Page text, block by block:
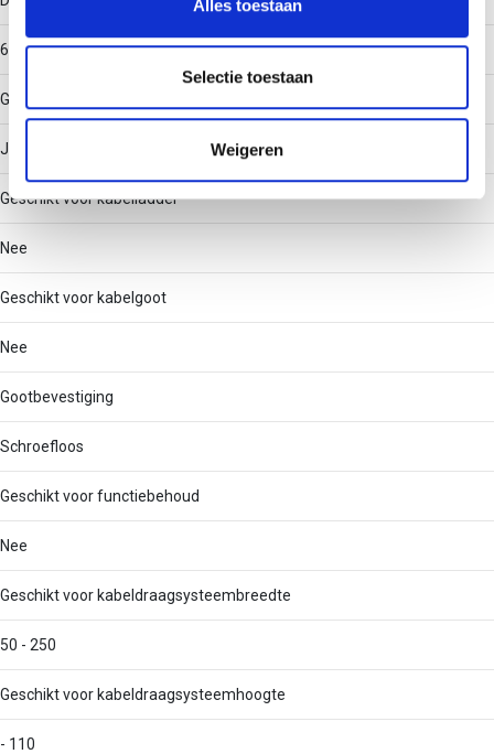
partners voor social media, adverteren en analyse. Deze
partners kunnen deze gegevens combineren met andere
informatie die u aan ze heeft verstrekt of die ze hebben
verzameld op basis van uw gebruik van hun services.
Alles toestaan
Selectie toestaan
Weigeren
650
Geschikt voor draadgoot
Ja
Geschikt voor kabelladder
Nee
Geschikt voor kabelgoot
Nee
Gootbevestiging
Schroefloos
Geschikt voor functiebehoud
Nee
Geschikt voor kabeldraagsysteembreedte
50 - 250
Geschikt voor kabeldraagsysteemhoogte
- 110